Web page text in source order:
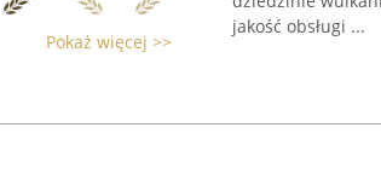
Pokaż więcej >>
jakość obsługi ...